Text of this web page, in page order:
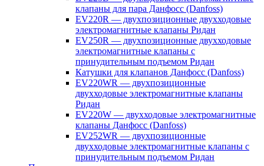
клапаны для пара Данфосс (Danfoss)
EV220R — двухпозиционные двухходовые
электромагнитные клапаны Ридан
EV250R — двухпозиционные двухходовые
электромагнитные клапаны с
принудительным подъемом Ридан
Катушки для клапанов Данфосс (Danfoss)
EV220WR — двухпозиционные
двухходовые электромагнитные клапаны
Ридан
EV220W — двухходовые электромагнитные
клапаны Данфосс (Danfoss)
EV252WR — двухпозиционные
двухходовые электромагнитные клапаны с
принудительным подъемом Ридан